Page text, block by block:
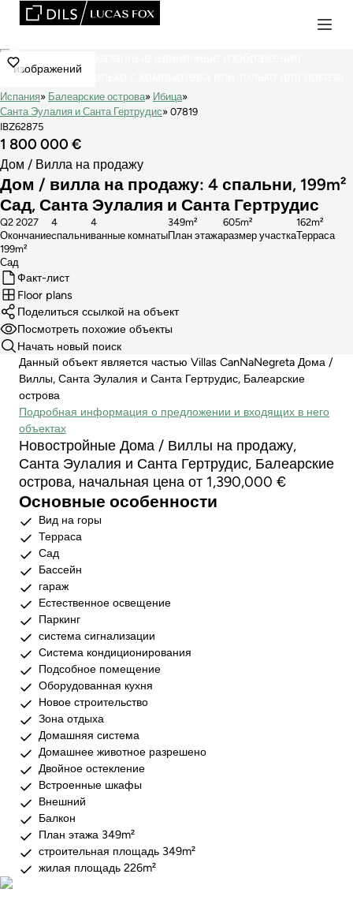
изображений
Испания Балеарские острова
Ибица
Санта Эулалия и Санта Гертрудис
07819
IBZ62875
1 800 000 €
Дом / Вилла на продажу
Дом / вилла на продажу: 4 спальни, 199m²
Сад, Санта Эулалия и Санта Гертрудис
Окончание
Q2 2027
cпальни
4
ванные комнаты
4
План этажа
349m²
размер участка
605m²
Терраса
162m²
Сад
199m²
Факт-лист
Floor plans
Поделиться ссылкой на объект
Посмотреть похожие объекты
Начать новый поиск
Данный объект является частью Villas CanNaNegreta Дома /
Виллы, Санта Эулалия и Санта Гертрудис, Балеарские
острова
Подробная информация о предложении и входящих в него
объектах
Новостройные Дома / Виллы на продажу,
Санта Эулалия и Санта Гертрудис, Балеарские
острова, начальная цена от 1,390,000 €
Основные особенности
Вид на горы
Терраса
Сад
Бассейн
гараж
Естественное освещение
Паркинг
система сигнализации
Система кондиционирования
Подсобное помещение
Оборудованная кухня
Новое строительство
Зона отдыха
Домашняя система
Домашнее животное разрешено
Двойное остекление
Встроенные шкафы
Внешний
Балкон
План этажа 349m²
строительная площадь 349m²
жилая площадь 226m²